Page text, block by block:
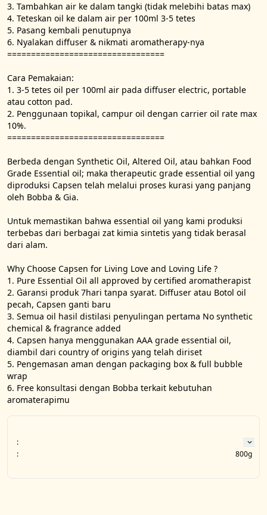
3. Tambahkan air ke dalam tangki (tidak melebihi batas max)
4. Teteskan oil ke dalam air per 100ml 3-5 tetes
5. Pasang kembali penutupnya
6. Nyalakan diffuser & nikmati aromatherapy-nya
=================================
Cara Pemakaian:
1. 3-5 tetes oil per 100ml air pada diffuser electric, portable
atau cotton pad.
2. Penggunaan topikal, campur oil dengan carrier oil rate max
10%.
=================================
Berbeda dengan Synthetic Oil, Altered Oil, atau bahkan Food
Grade Essential oil; maka therapeutic grade essential oil yang
diproduksi Capsen telah melalui proses kurasi yang panjang
oleh Bobba & Gia.
Untuk memastikan bahwa essential oil yang kami produksi
terbebas dari berbagai zat kimia sintetis yang tidak berasal
dari alam.
Why Choose Capsen for Living Love and Loving Life ?
1. Pure Essential Oil all approved by certified aromatherapist
2. Garansi produk 7hari tanpa syarat. Diffuser atau Botol oil
pecah, Capsen ganti baru
3. Semua oil hasil distilasi penyulingan pertama No synthetic
chemical & fragrance added
4. Capsen hanya menggunakan AAA grade essential oil,
diambil dari country of origins yang telah diriset
5. Pengemasan aman dengan packaging box & full bubble
wrap
6. Free konsultasi dengan Bobba terkait kebutuhan
aromaterapimu
:
:
800g